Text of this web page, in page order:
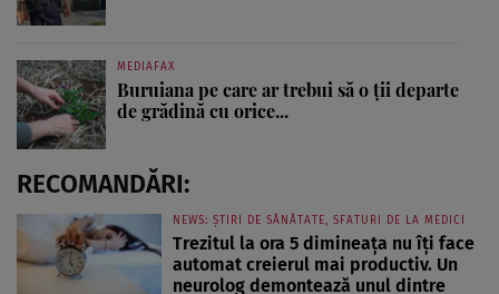
MEDIAFAX
Buruiana pe care ar trebui să o ții departe
de grădină cu orice...
RECOMANDĂRI:
NEWS: ȘTIRI DE SĂNĂTATE, SFATURI DE LA MEDICI
Trezitul la ora 5 dimineața nu îți face
automat creierul mai productiv. Un
neurolog demontează unul dintre